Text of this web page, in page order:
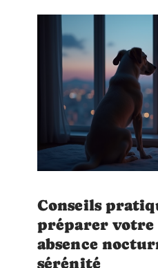
Conseils
préparer votre
absence
sérénité